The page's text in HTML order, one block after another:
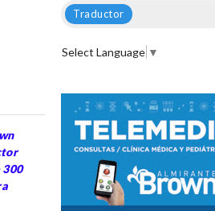
300
Traductor
Select Language ▼